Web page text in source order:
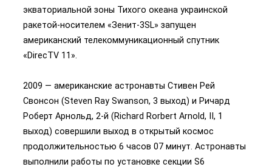
экваториальной зоны Тихого океана украинской
ракетой-носителем «Зенит-3SL» запущен
американский телекоммуникационный спутник
«DirecTV 11».
2009 — американские астронавты Стивен Рей
Свонсон (Steven Ray Swanson, 3 выход) и Ричард
Роберт Арнольд, 2-й (Richard Rorbert Arnold, II, 1
выход) совершили выход в открытый космос
продолжительностью 6 часов 07 минут. Астронавты
выполнили работы по установке секции S6